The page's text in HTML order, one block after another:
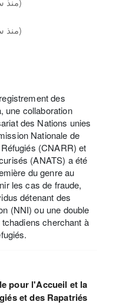
4 September 2024 (منذ سنة)
des
une collaboration
des Nations unies
Nationale de
(CNARR) et
(ANATS) a été
du genre au
les cas de fraude,
détenant des
(NNI) ou une double
cherchant à
pour l'Accueil et la
et des Rapatriés